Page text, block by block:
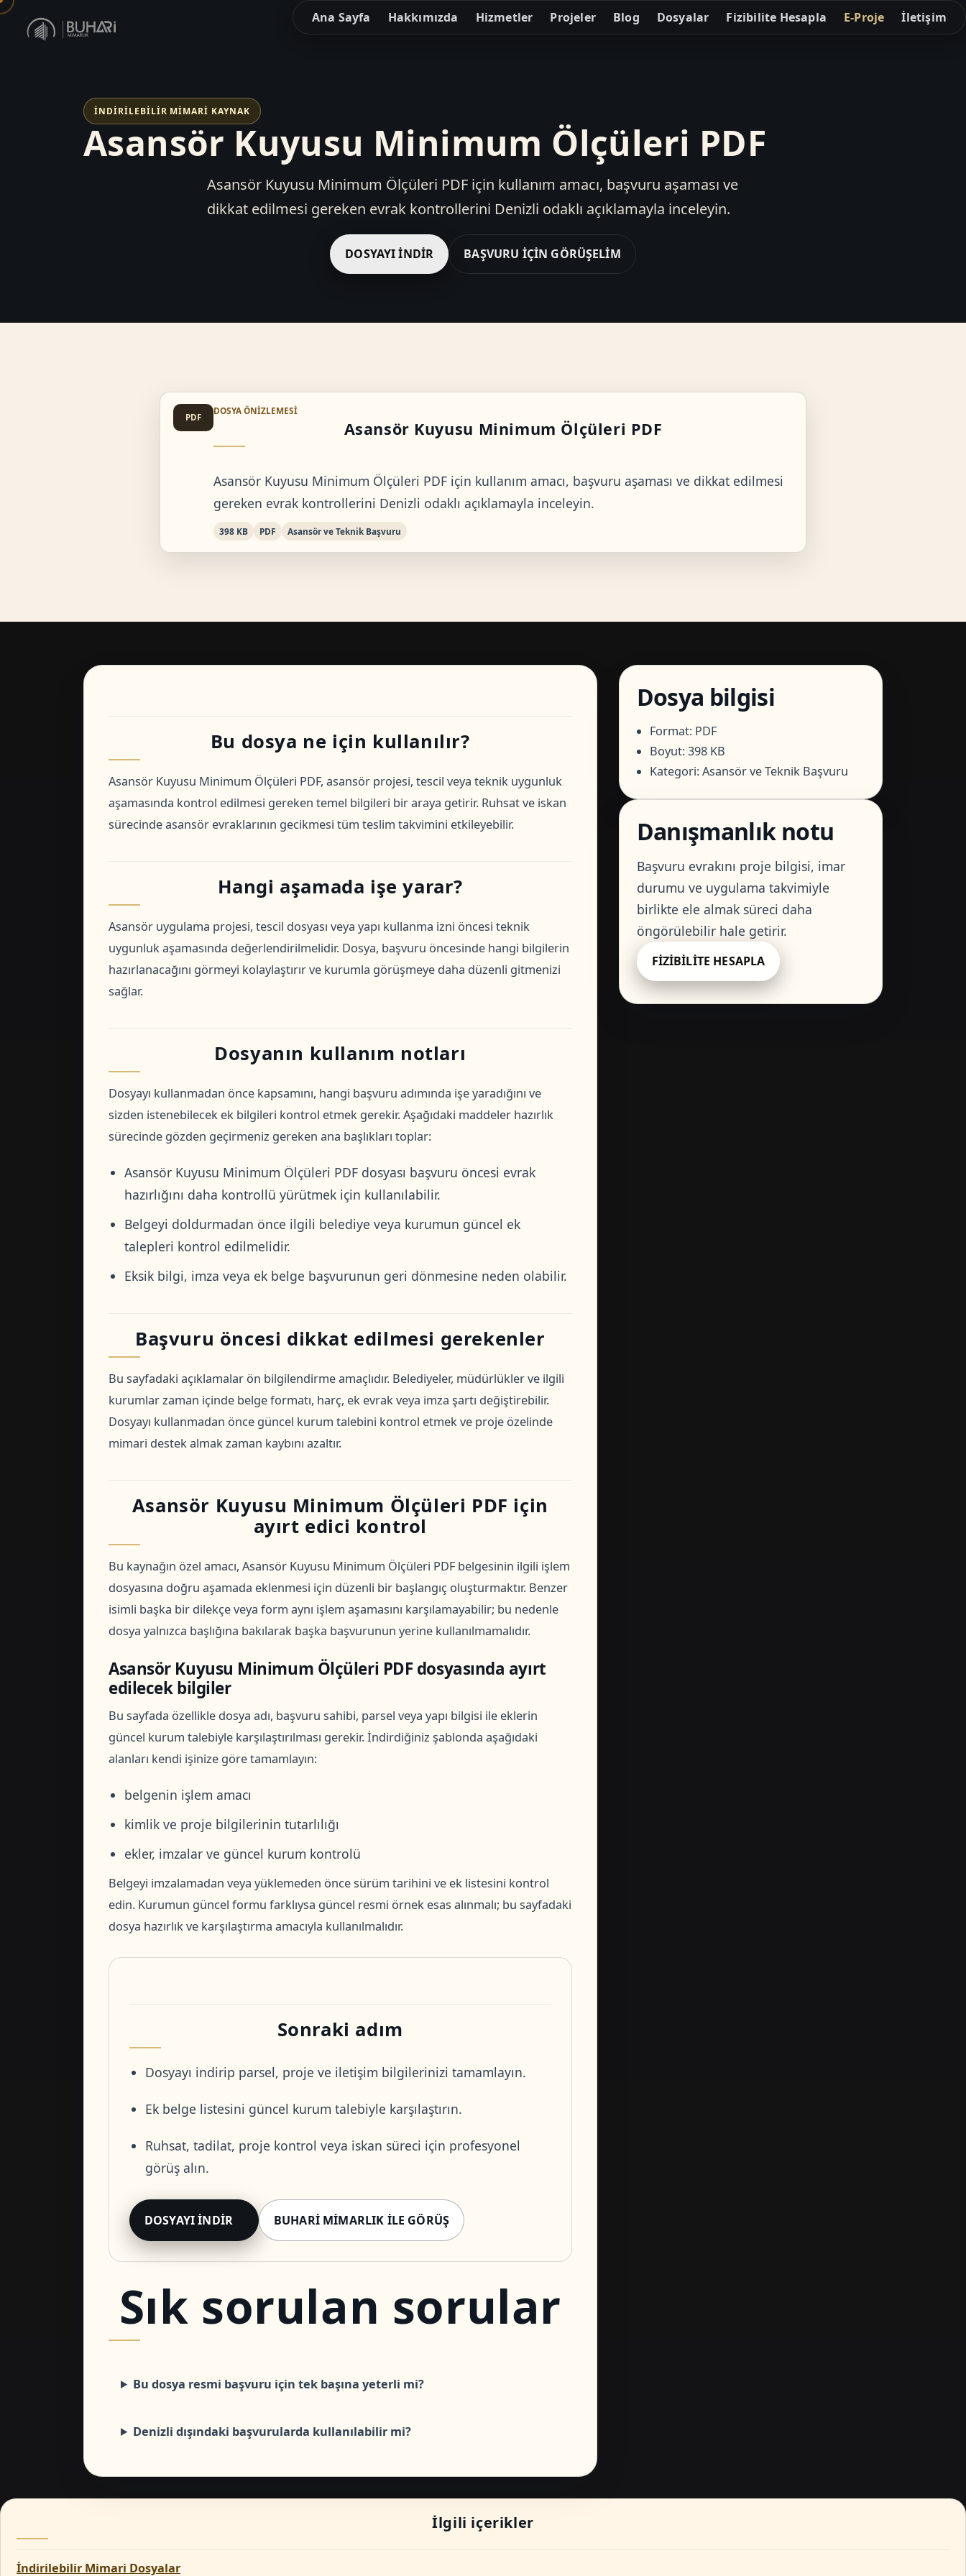
Ana Sayfa Hakkımızda Hizmetler Projeler Blog Dosyalar Fizibilite Hesapla E-Proje İletişim
İNDIRILEBILIR MIMARI KAYNAK
Asansör Kuyusu Minimum Ölçüleri PDF
Asansör Kuyusu Minimum Ölçüleri PDF için kullanım amacı, başvuru aşaması ve
dikkat edilmesi gereken evrak kontrollerini Denizli odaklı açıklamayla inceleyin.
DOSYAYI İNDIR BAŞVURU İÇIN GÖRÜŞELIM
PDF
DOSYA ÖNIZLEMESI
Asansör Kuyusu Minimum Ölçüleri PDF
Asansör Kuyusu Minimum Ölçüleri PDF için kullanım amacı, başvuru aşaması ve dikkat edilmesi
gereken evrak kontrollerini Denizli odaklı açıklamayla inceleyin.
398 KB PDF Asansör ve Teknik Başvuru
Bu dosya ne için kullanılır?
Asansör Kuyusu Minimum Ölçüleri PDF, asansör projesi, tescil veya teknik uygunluk
aşamasında kontrol edilmesi gereken temel bilgileri bir araya getirir. Ruhsat ve iskan
sürecinde asansör evraklarının gecikmesi tüm teslim takvimini etkileyebilir.
Hangi aşamada işe yarar?
Asansör uygulama projesi, tescil dosyası veya yapı kullanma izni öncesi teknik
uygunluk aşamasında değerlendirilmelidir. Dosya, başvuru öncesinde hangi bilgilerin
hazırlanacağını görmeyi kolaylaştırır ve kurumla görüşmeye daha düzenli gitmenizi
sağlar.
Dosyanın kullanım notları
Dosyayı kullanmadan önce kapsamını, hangi başvuru adımında işe yaradığını ve
sizden istenebilecek ek bilgileri kontrol etmek gerekir. Aşağıdaki maddeler hazırlık
sürecinde gözden geçirmeniz gereken ana başlıkları toplar:
Asansör Kuyusu Minimum Ölçüleri PDF dosyası başvuru öncesi evrak
hazırlığını daha kontrollü yürütmek için kullanılabilir.
Belgeyi doldurmadan önce ilgili belediye veya kurumun güncel ek
talepleri kontrol edilmelidir.
Eksik bilgi, imza veya ek belge başvurunun geri dönmesine neden olabilir.
Başvuru öncesi dikkat edilmesi gerekenler
Bu sayfadaki açıklamalar ön bilgilendirme amaçlıdır. Belediyeler, müdürlükler ve ilgili
kurumlar zaman içinde belge formatı, harç, ek evrak veya imza şartı değiştirebilir.
Dosyayı kullanmadan önce güncel kurum talebini kontrol etmek ve proje özelinde
mimari destek almak zaman kaybını azaltır.
Asansör Kuyusu Minimum Ölçüleri PDF için
ayırt edici kontrol
Bu kaynağın özel amacı, Asansör Kuyusu Minimum Ölçüleri PDF belgesinin ilgili işlem
dosyasına doğru aşamada eklenmesi için düzenli bir başlangıç oluşturmaktır. Benzer
isimli başka bir dilekçe veya form aynı işlem aşamasını karşılamayabilir; bu nedenle
dosya yalnızca başlığına bakılarak başka başvurunun yerine kullanılmamalıdır.
Asansör Kuyusu Minimum Ölçüleri PDF dosyasında ayırt
edilecek bilgiler
Bu sayfada özellikle dosya adı, başvuru sahibi, parsel veya yapı bilgisi ile eklerin
güncel kurum talebiyle karşılaştırılması gerekir. İndirdiğiniz şablonda aşağıdaki
alanları kendi işinize göre tamamlayın:
belgenin işlem amacı
kimlik ve proje bilgilerinin tutarlılığı
ekler, imzalar ve güncel kurum kontrolü
Belgeyi imzalamadan veya yüklemeden önce sürüm tarihini ve ek listesini kontrol
edin. Kurumun güncel formu farklıysa güncel resmi örnek esas alınmalı; bu sayfadaki
dosya hazırlık ve karşılaştırma amacıyla kullanılmalıdır.
Sonraki adım
Dosyayı indirip parsel, proje ve iletişim bilgilerinizi tamamlayın.
Ek belge listesini güncel kurum talebiyle karşılaştırın.
Ruhsat, tadilat, proje kontrol veya iskan süreci için profesyonel
görüş alın.
DOSYAYI İNDIR BUHARI MIMARLIK ILE GÖRÜŞ
Sık sorulan sorular
Bu dosya resmi başvuru için tek başına yeterli mi?
Denizli dışındaki başvurularda kullanılabilir mi?
Dosya bilgisi
Format: PDF
Boyut: 398 KB
Kategori: Asansör ve Teknik Başvuru
Danışmanlık notu
Başvuru evrakını proje bilgisi, imar
durumu ve uygulama takvimiyle
birlikte ele almak süreci daha
öngörülebilir hale getirir.
FIZIBILITE HESAPLA
İlgili içerikler
İndirilebilir Mimari Dosyalar